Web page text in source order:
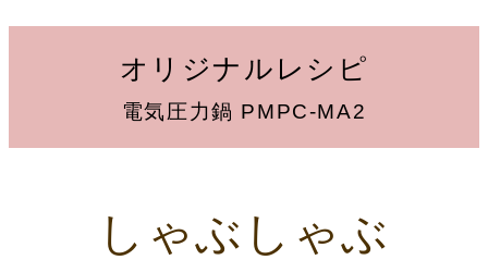
オリジナルレシピ
電気圧力鍋 PMPC-MA2
しゃぶしゃぶ